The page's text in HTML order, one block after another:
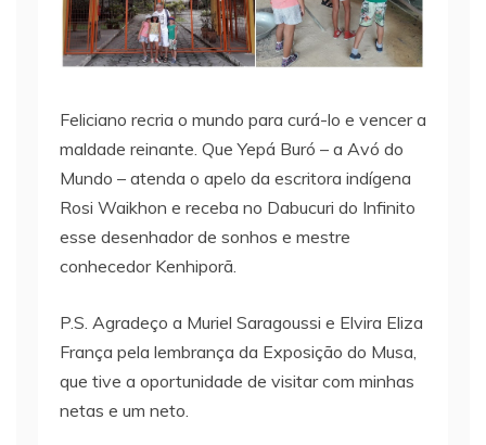
Feliciano recria o mundo para curá-lo e vencer a
maldade reinante. Que Yepá Buró – a Avó do
Mundo – atenda o apelo da escritora indígena
Rosi Waikhon e receba no Dabucuri do Infinito
esse desenhador de sonhos e mestre
conhecedor Kenhiporã.
P.S. Agradeço a Muriel Saragoussi e Elvira Eliza
França pela lembrança da Exposição do Musa,
que tive a oportunidade de visitar com minhas
netas e um neto.